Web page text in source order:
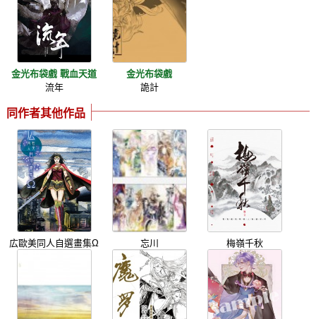
金光布袋戲 戰血天道
流年
金光布袋戲
詭計
同作者其他作品
広歐美同人自選畫集Ω 忘川 梅嶺千秋